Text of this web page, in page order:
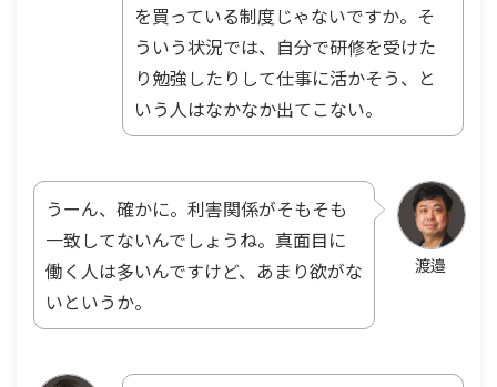
を買っている制度じゃないですか。そ
ういう状況では、自分で研修を受けた
り勉強したりして仕事に活かそう、と
いう人はなかなか出てこない。
渡邉
うーん、確かに。利害関係がそもそも
一致してないんでしょうね。真面目に
働く人は多いんですけど、あまり欲がな
いというか。